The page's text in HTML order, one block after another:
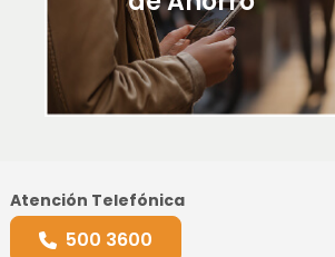
Atención Telefónica
500 3600